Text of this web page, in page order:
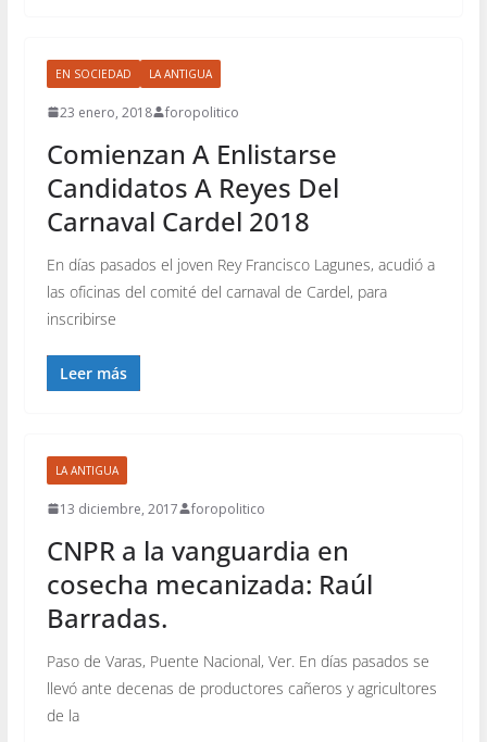
EN SOCIEDAD LA ANTIGUA
23 enero, 2018 foropolitico
Comienzan A Enlistarse
Candidatos A Reyes Del
Carnaval Cardel 2018
En días pasados el joven Rey Francisco Lagunes, acudió a
las oficinas del comité del carnaval de Cardel, para
inscribirse
Leer más
LA ANTIGUA
13 diciembre, 2017 foropolitico
CNPR a la vanguardia en
cosecha mecanizada: Raúl
Barradas.
Paso de Varas, Puente Nacional, Ver. En días pasados se
llevó ante decenas de productores cañeros y agricultores
de la